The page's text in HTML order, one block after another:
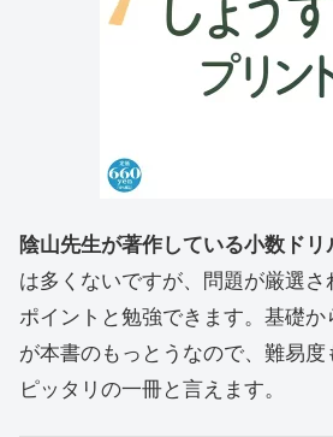
陰山先生が著作している小数ドリ
は多くないですが、問題が厳選さ
ポイントと勉強できます。基礎
が本書のもっとうなので、難易度
ピッタリの一冊と言えます。